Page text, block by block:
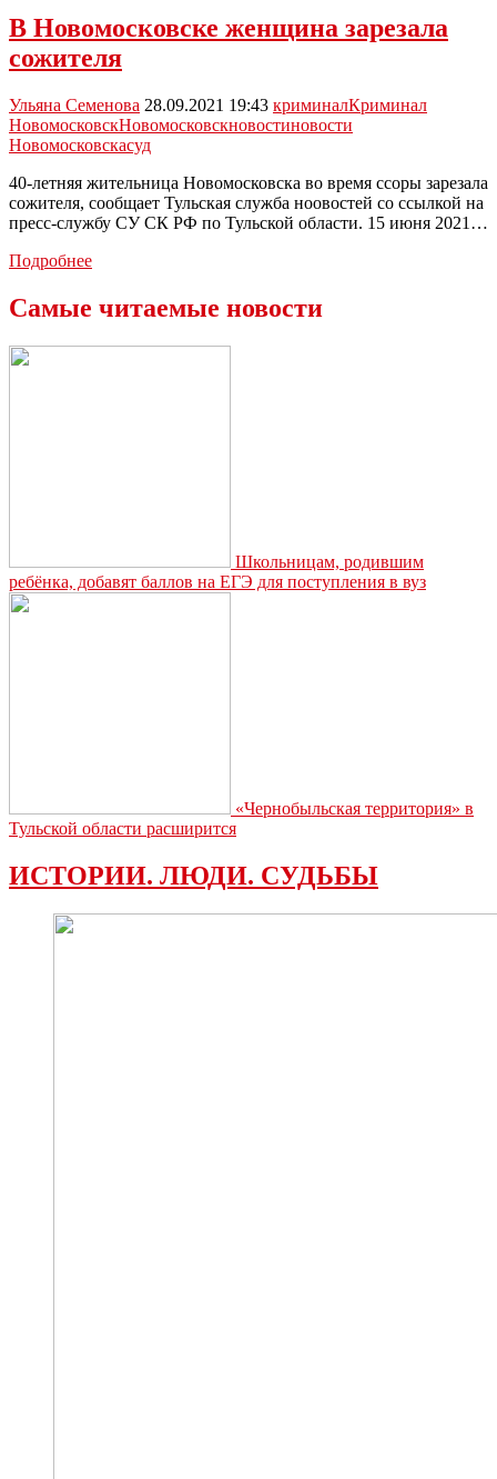
за
попытку
В Новомосковске женщина зарезала
сожителя
Ульяна Семенова 28.09.2021 19:43 криминалКриминал
НовомосковскНовомосковскновостиновости
Новомосковскасуд
40-летняя жительница Новомосковска во время ссоры зарезала
сожителя, сообщает Тульская служба ноовостей со ссылкой на
пресс-службу СУ СК РФ по Тульской области. 15 июня 2021…
ПодробнееВ
зарезала
Самые читаемые новости
Школьницам, родившим
ребёнка, добавят баллов на ЕГЭ для поступления в вуз
«Чернобыльская территория» в
Тульской области расширится
ИСТОРИИ. ЛЮДИ. СУДЬБЫ